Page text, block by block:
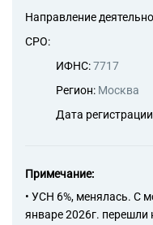
Направление
СРО:
ИФНС:7717
Регион: Москва
Дата
Примечание:
• УСН 6%, менялась. С
январе 2026г. перешли